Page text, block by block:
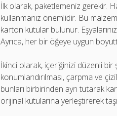
İlk olarak, paketlemeniz gerekir.
kullanmanız önemlidir. Bu
karton kutular bulunur.
Ayrıca, her bir öğeye uygun
İkinci olarak, içeriğinizi düzenli
konumlandırılması, çarpma ve
bunları birbirinden ayrı tutarak
orijinal kutularına yerleştirerek